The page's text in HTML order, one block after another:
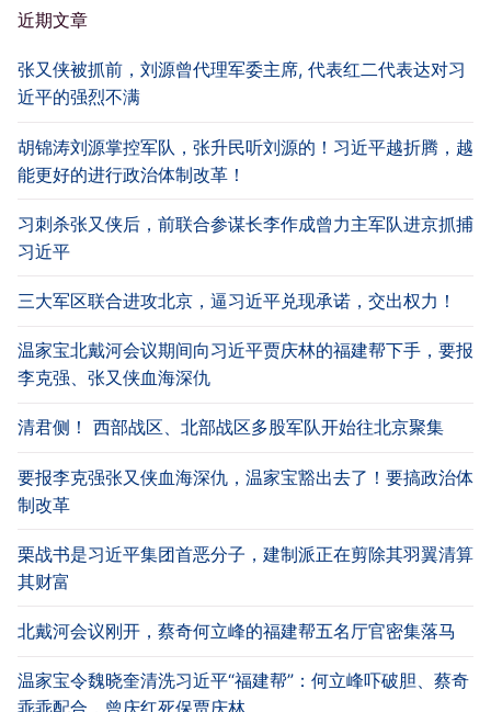
近期文章
张又侠被抓前，刘源曾代理军委主席, 代表红二代表达对习
近平的强烈不满
胡锦涛刘源掌控军队，张升民听刘源的！习近平越折腾，越
能更好的进行政治体制改革！
习刺杀张又侠后，前联合参谋长李作成曾力主军队进京抓捕
习近平
三大军区联合进攻北京，逼习近平兑现承诺，交出权力！
温家宝北戴河会议期间向习近平贾庆林的福建帮下手，要报
李克强、张又侠血海深仇
清君侧！ 西部战区、北部战区多股军队开始往北京聚集
要报李克强张又侠血海深仇，温家宝豁出去了！要搞政治体
制改革
栗战书是习近平集团首恶分子，建制派正在剪除其羽翼清算
其财富
北戴河会议刚开，蔡奇何立峰的福建帮五名厅官密集落马
温家宝令魏晓奎清洗习近平“福建帮”：何立峰吓破胆、蔡奇